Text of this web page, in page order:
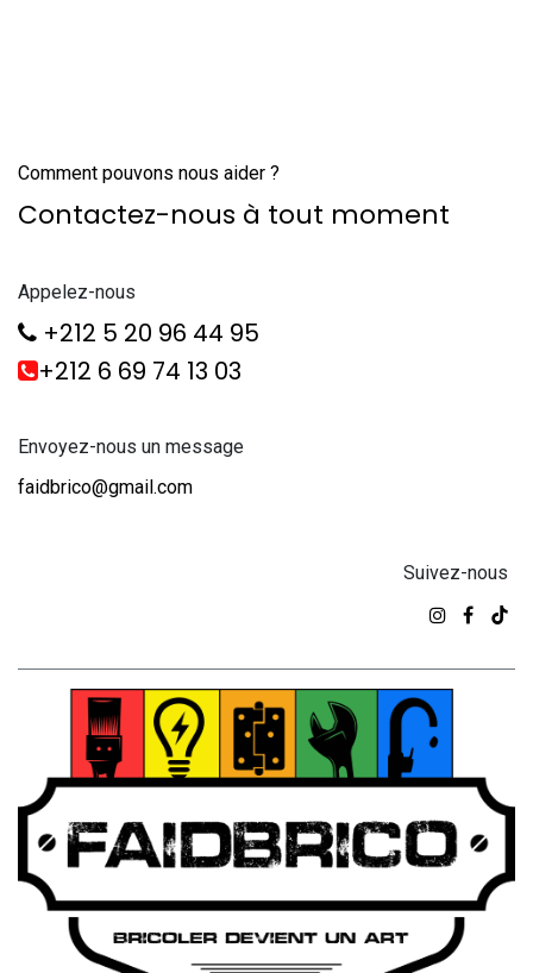
Comment pouvons nous aider ?
Contactez-nous à tout moment
Appelez-nous
+212 5 20 96 44 95
+212 6 69 74 13 03
Envoyez-nous un message
faidbrico@gmail.com
Suivez-nous